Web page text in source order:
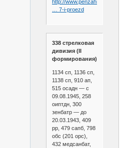
http://www.penzahroniki.ru/
… 7-i-proezd
338 стрелковая
дивизия (II
формирования)
1134 сп, 1136 сп,
1138 сп, 910 ап,
515 осадн — с
09.08.1945, 258
оиптдн, 300
зенбатр — до
20.03.1943, 409
рр, 479 сапб, 798
обс (201 орс),
432 медсанбат,